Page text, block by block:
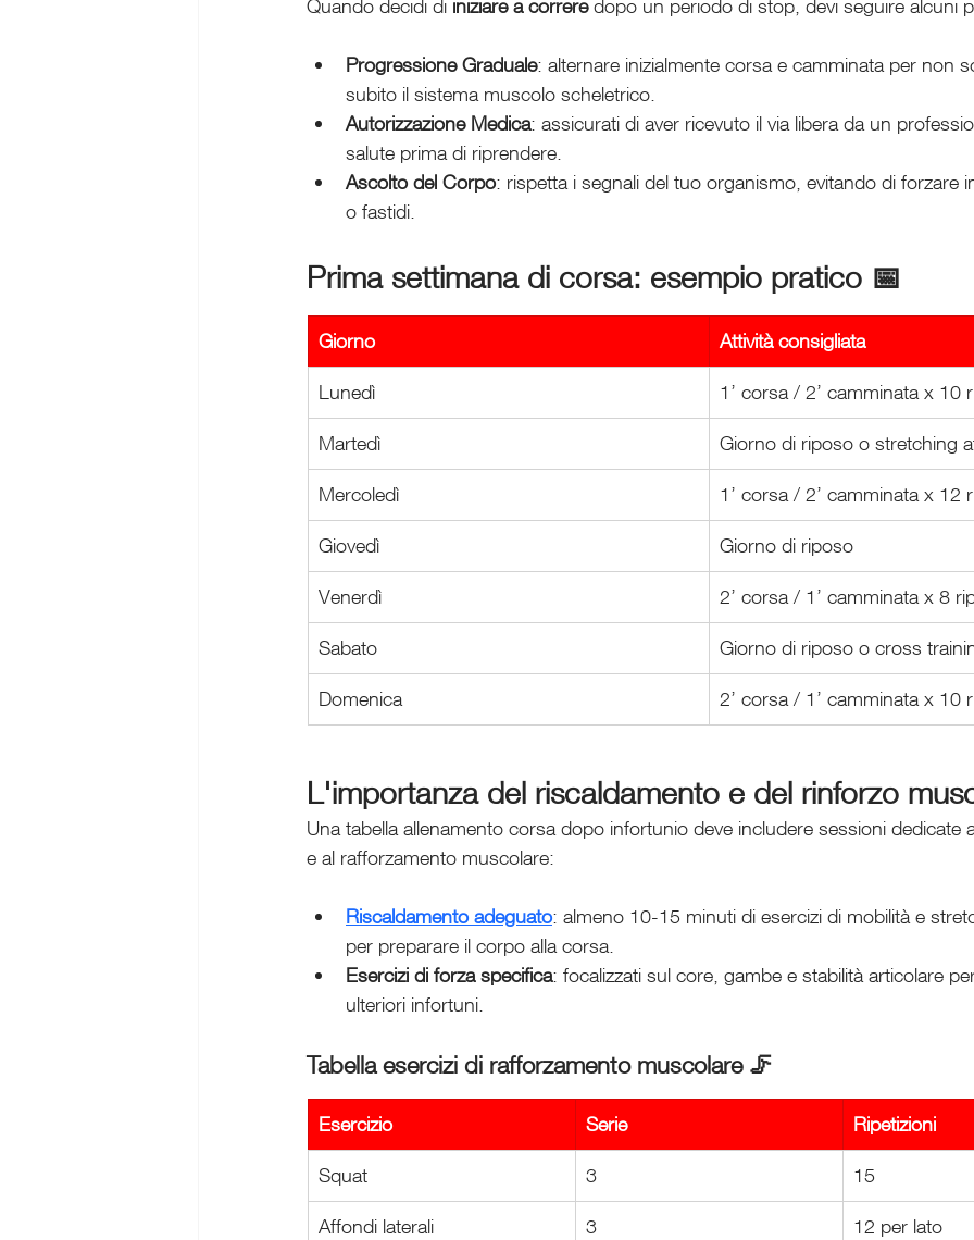
Quando decidi di iniziare a correre dopo un periodo di stop, devi seguire alcuni
Progressione Graduale: alternare inizialmente corsa e camminata per non
subito il sistema muscolo scheletrico.
Autorizzazione Medica: assicurati di aver ricevuto il via libera da un
salute prima di riprendere.
Ascolto del Corpo: rispetta i segnali del tuo organismo, evitando di forzare
o fastidi.
Prima settimana di corsa: esempio pratico 📅
Giorno Attività consigliata
Lunedì 1’ corsa / 2’ camminata x 10
Martedì Giorno di riposo o stretching
Mercoledì 1’ corsa / 2’ camminata x 12
Giovedì Giorno di riposo
Venerdì 2’ corsa / 1’ camminata x 8
Sabato Giorno di riposo o cross
Domenica 2’ corsa / 1’ camminata x 10
L'importanza del riscaldamento e del rinforzo
Una tabella allenamento corsa dopo infortunio deve includere sessioni dedicate
e al rafforzamento muscolare:
Riscaldamento adeguato: almeno 10-15 minuti di esercizi di mobilità e
per preparare il corpo alla corsa.
Esercizi di forza specifica: focalizzati sul core, gambe e stabilità articolare
ulteriori infortuni.
Tabella esercizi di rafforzamento muscolare 🦵
Esercizio Serie Ripetizioni
Squat 3 15
Affondi laterali 3 12 per lato